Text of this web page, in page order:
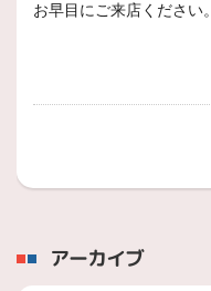
お早目にご来店ください。
アーカイブ